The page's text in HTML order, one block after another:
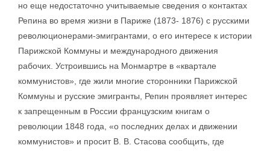
но еще недостаточно учитываемые сведения о контактах
Репина во время жизни в Париже (1873- 1876) с русскими
революционерами-эмигрантами, о его интересе к истории
Парижской Коммуны и международного движения
рабочих. Устроившись на Монмартре в «квартале
коммунистов», где жили многие сторонники Парижской
Коммуны и русские эмигранты, Репин проявляет интерес
к запрещенным в России французским книгам о
революции 1848 года, «о последних делах и движении
коммунистов» и просит В. В. Стасова сообщить, где